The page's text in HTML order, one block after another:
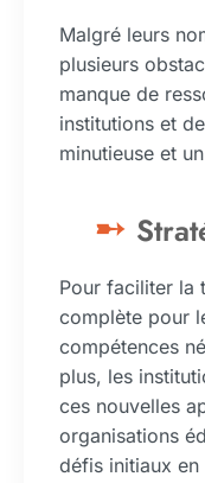
Malgré leurs
plusieurs
manque de
institutions et
minutieuse et
Pour faciliter la
complète pour
compétences
plus, les
ces nouvelles
organisations
défis initiaux